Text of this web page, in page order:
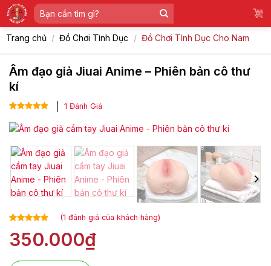
Skip
to
content
Tìm
kiếm:
Trang chủ / Đồ Chơi Tình Dục / Đồ Chơi Tình Dục Cho Nam
Âm đạo giả Jiuai Anime – Phiên bản cô thư
kí
5.00
dựa trên
1
1 Đánh Giá
5.00trên 5
dựa trên
1
(1 đánh giá của khách hàng)
350.000₫